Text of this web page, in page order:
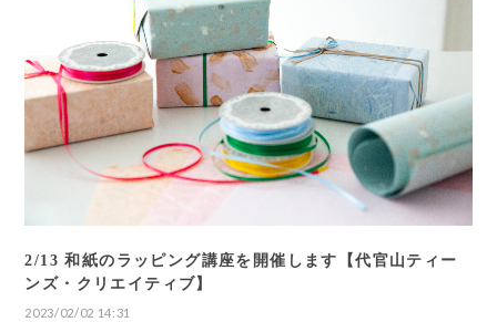
2/13 和紙のラッピング講座を開催します【代官山ティー
ンズ・クリエイティブ】
2023/02/02 14:31